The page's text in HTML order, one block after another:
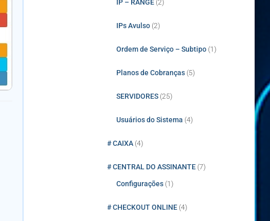
IP – RANGE (2)
IPs Avulso (2)
Ordem de Serviço – Subtipo (1)
Planos de Cobranças (5)
SERVIDORES (25)
Usuários do Sistema (4)
# CAIXA (4)
# CENTRAL DO ASSINANTE (7)
Configurações (1)
# CHECKOUT ONLINE (4)